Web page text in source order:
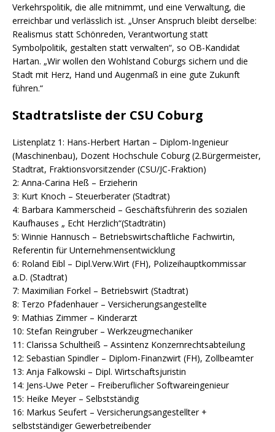
Verkehrspolitik, die alle mitnimmt, und eine Verwaltung, die
erreichbar und verlässlich ist. „Unser Anspruch bleibt derselbe:
Realismus statt Schönreden, Verantwortung statt
Symbolpolitik, gestalten statt verwalten“, so OB-Kandidat
Hartan. „Wir wollen den Wohlstand Coburgs sichern und die
Stadt mit Herz, Hand und Augenmaß in eine gute Zukunft
führen.“
Stadtratsliste der CSU Coburg
Listenplatz 1: Hans-Herbert Hartan – Diplom-Ingenieur
(Maschinenbau), Dozent Hochschule Coburg (2.Bürgermeister,
Stadtrat, Fraktionsvorsitzender (CSU/JC-Fraktion)
2: Anna-Carina Heß – Erzieherin
3: Kurt Knoch – Steuerberater (Stadtrat)
4: Barbara Kammerscheid – Geschäftsführerin des sozialen
Kaufhauses „ Echt Herzlich“(Stadträtin)
5: Winnie Hannusch – Betriebswirtschaftliche Fachwirtin,
Referentin für Unternehmensentwicklung
6: Roland Eibl – Dipl.Verw.Wirt (FH), Polizeihauptkommissar
a.D. (Stadtrat)
7: Maximilian Forkel – Betriebswirt (Stadtrat)
8: Terzo Pfadenhauer – Versicherungsangestellte
9: Mathias Zimmer – Kinderarzt
10: Stefan Reingruber – Werkzeugmechaniker
11: Clarissa Schultheiß – Assintenz Konzernrechtsabteilung
12: Sebastian Spindler – Diplom-Finanzwirt (FH), Zollbeamter
13: Anja Falkowski – Dipl. Wirtschaftsjuristin
14: Jens-Uwe Peter – Freiberuflicher Softwareingenieur
15: Heike Meyer – Selbstständig
16: Markus Seufert – Versicherungsangestellter +
selbstständiger Gewerbetreibender